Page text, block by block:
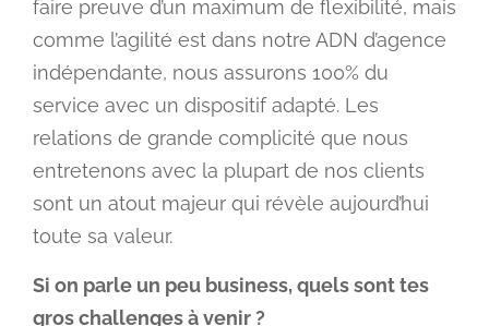
faire preuve d’un maximum de flexibilité, mais
comme l’agilité est dans notre ADN d’agence
indépendante, nous assurons 100% du
service avec un dispositif adapté. Les
relations de grande complicité que nous
entretenons avec la plupart de nos clients
sont un atout majeur qui révèle aujourd’hui
toute sa valeur.
Si on parle un peu business, quels sont tes
gros challenges à venir ?